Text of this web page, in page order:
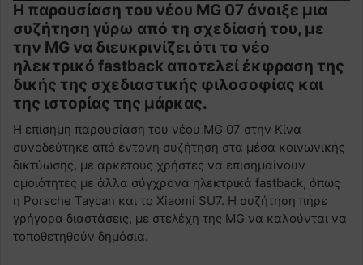
Η παρουσίαση του νέου MG 07 άνοιξε μια
συζήτηση γύρω από τη σχεδίασή του, με
την MG να διευκρινίζει ότι το νέο
ηλεκτρικό fastback αποτελεί έκφραση της
δικής της σχεδιαστικής φιλοσοφίας και
της ιστορίας της μάρκας.
Η επίσημη παρουσίαση του νέου MG 07 στην Κίνα
συνοδεύτηκε από έντονη συζήτηση στα μέσα κοινωνικής
δικτύωσης, με αρκετούς χρήστες να επισημαίνουν
ομοιότητες με άλλα σύγχρονα ηλεκτρικά fastback, όπως
η Porsche Taycan και το Xiaomi SU7. Η συζήτηση πήρε
γρήγορα διαστάσεις, με στελέχη της MG να καλούνται να
τοποθετηθούν δημόσια.